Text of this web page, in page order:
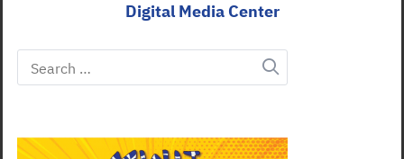
Digital Media Center
Search
for: